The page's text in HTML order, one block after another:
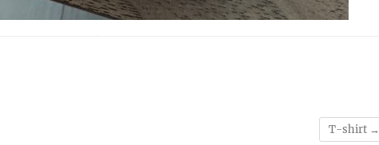
T-shirt →